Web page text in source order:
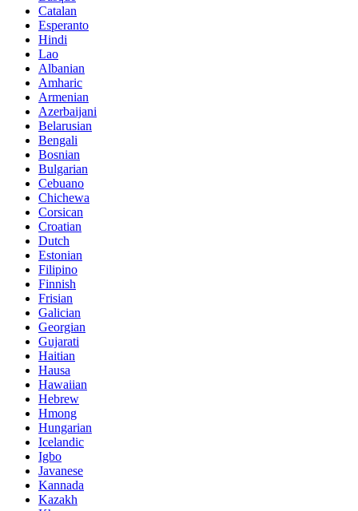
Catalan
Esperanto
Hindi
Lao
Albanian
Amharic
Armenian
Azerbaijani
Belarusian
Bengali
Bosnian
Bulgarian
Cebuano
Chichewa
Corsican
Croatian
Dutch
Estonian
Filipino
Finnish
Frisian
Galician
Georgian
Gujarati
Haitian
Hausa
Hawaiian
Hebrew
Hmong
Hungarian
Icelandic
Igbo
Javanese
Kannada
Kazakh